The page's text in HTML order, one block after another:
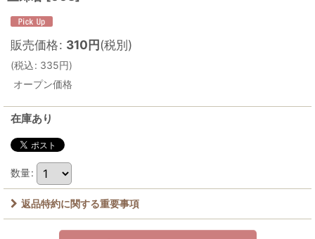
販売価格: 310円(税別)
(税込: 335円)
オープン価格
在庫あり
数量:
返品特約に関する重要事項